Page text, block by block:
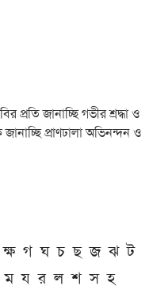
প্রতি জানাচ্ছি গভীর শ্রদ্ধা ও
প্রাণঢালা অভিনন্দন ও
ক্ষ গ ঘ চ ছ জ ঝ ট
ম য র ল শ স হ